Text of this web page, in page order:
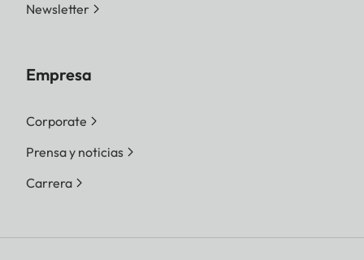
Newsletter
Empresa
Corporate
Prensa y noticias
Carrera